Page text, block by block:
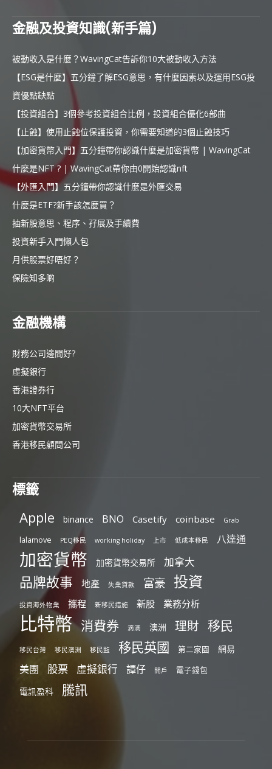
金融及投資知識(新手篇)
被動收入是什麼？WavingCat告訴你10大被動收入方法
【ESG是什麼】五分鐘了解ESG意思，有什麼因素以及運用ESG投
資優點缺點
【投資組合】3個參考投資組合比例，投資組合優化6部曲
【止蝕】使用止蝕位保護投資，你需要知道的3個止蝕技巧
【加密貨幣入門】五分鐘帶你認識什麼是加密貨幣 | WavingCat
什麼是NFT ? | WavingCat帶你由0開始認識nft
【外匯入門】五分鐘帶你認識什麼是外匯交易
什麼是ETF?新手該怎麼買？
抽新股意思、程序、孖展及手續費
投資新手入門懶人包
月供股票好唔好？
保險知多啲
金融機構
財務公司邊間好?
虛擬銀行
香港證券行
10大NFT平台
加密貨幣交易所
香港移民顧問公司
標籤
Apple binance BNO Casetify coinbase Grab
lalamove PEQ移民 working holiday 上市 低成本移民 八達通
加密貨幣 加密貨幣交易所 加拿大
品牌故事 地產 失業貸款 富豪 投資
投資海外物業 攜程 新移民措施 新股 業務分析
比特幣 消費券 滴滴 澳洲 理財 移民
移民台灣 移民澳洲 移民監 移民英國 第二家園 網易
美團 股票 虛擬銀行 譚仔 開戶 電子錢包
電訊盈科 騰訊